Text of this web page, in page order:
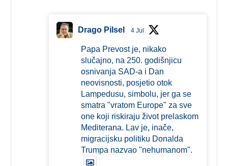
Drago Pilsel 4 Jul
Papa Prevost je, nikako
slučajno, na 250. godišnjicu
osnivanja SAD-a i Dan
neovisnosti, posjetio otok
Lampedusu, simbolu, jer ga se
smatra "vratom Europe" za sve
one koji riskiraju život prelaskom
Mediterana. Lav je, inače,
migracijsku politiku Donalda
Trumpa nazvao "nehumanom".